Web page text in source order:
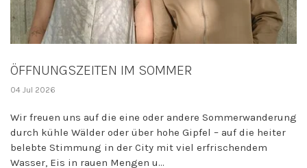
ÖFFNUNGSZEITEN IM SOMMER
04 Jul 2026
Wir freuen uns auf die eine oder andere Sommerwanderung
durch kühle Wälder oder über hohe Gipfel – auf die heiter
belebte Stimmung in der City mit viel erfrischendem
Wasser, Eis in rauen Mengen u...